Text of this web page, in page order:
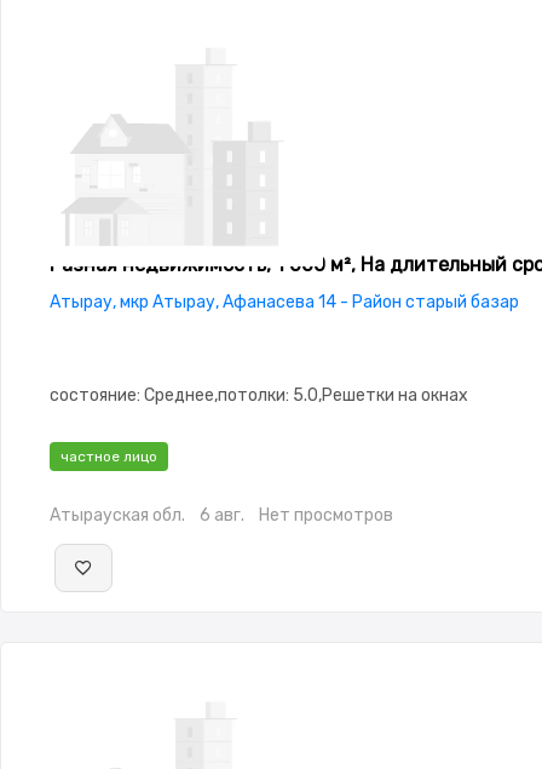
Разная недвижимость, 1 000 м², На длительный
Атырау, мкр Атырау, Афанасева 14 - Район старый базар
состояние: Среднее,потолки: 5.0,Решетки на окнах
частное лицо
Атырауская обл. 6 авг. Нет просмотров